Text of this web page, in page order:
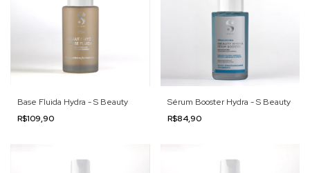
Base Fluida Hydra - S Beauty
R$109,90
Sérum Booster Hydra - S Beauty
R$84,90